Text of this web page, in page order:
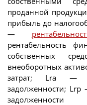
проданной
прибыль до
—
рентабельность
собственных
внеоборотных
затрат; Lra —
задолженности; Lrp
задолженности